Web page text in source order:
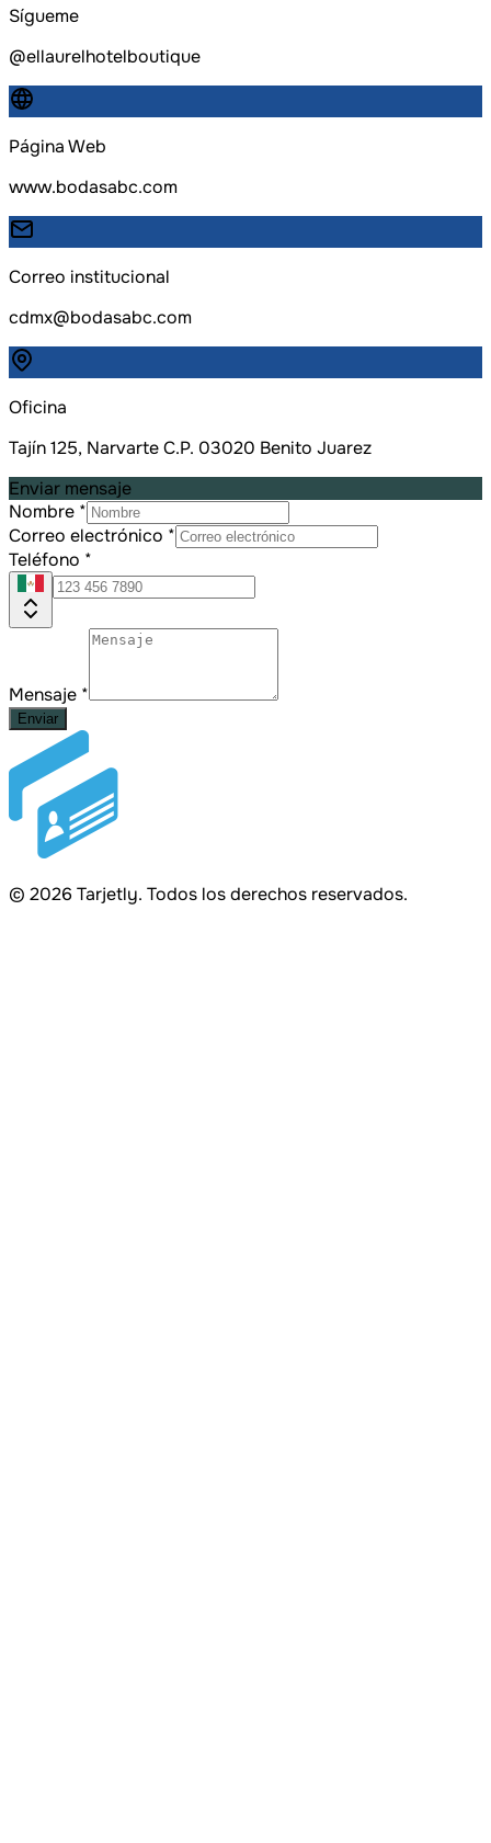
Sígueme
@ellaurelhotelboutique
Página Web
www.bodasabc.com
Correo institucional
cdmx@bodasabc.com
Oficina
Tajín 125, Narvarte C.P. 03020 Benito Juarez
Enviar mensaje
Nombre *
Correo electrónico *
Teléfono *
Mensaje *
Enviar
© 2026 Tarjetly. Todos los derechos reservados.